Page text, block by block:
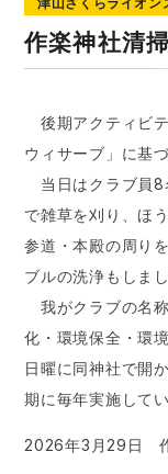
作楽神社清
後期アクティビ
ウィサーブ」に基
当日はクラブ員8
で雑草を刈り、ほ
参道・本殿の周り
ブルの洗浄もしまし
我がクラブの名
化・環境保全・環
日曜に同神社で開
期に毎年実施してい
2026年3月29日 作